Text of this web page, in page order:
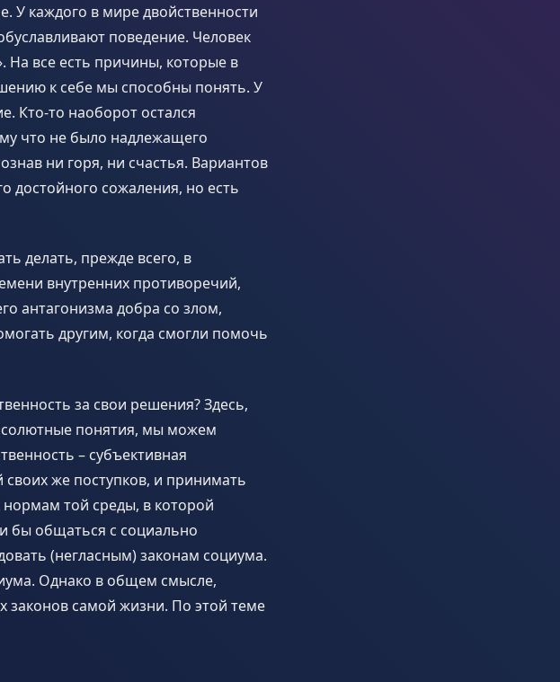
У каждого в мире двойственности
поведение. Человек
На все есть причины, которые в
к себе мы способны понять. У
Кто-то наоборот остался
что не было надлежащего
ни горя, ни счастья. Вариантов
сожаления, но есть
делать, прежде всего, в
внутренних противоречий,
антагонизма добра со злом,
другим, когда смогли помочь
за свои решения? Здесь,
понятия, мы можем
– субъективная
же поступков, и принимать
нормам той среды, в которой
бы общаться с социально
(негласным) законам социума.
Однако в общем смысле,
законов самой жизни. По этой теме